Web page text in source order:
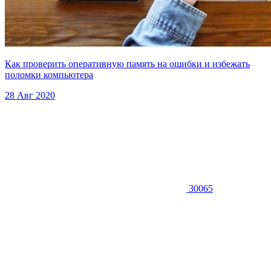
Как проверить оперативную память на ошибки и избежать
поломки компьютера
28 Авг 2020
30065